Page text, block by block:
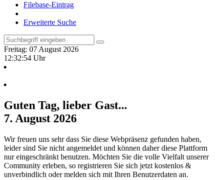
Filebase-Eintrag
Erweiterte Suche
Freitag: 07 August 2026
12:32:54 Uhr
Guten Tag, lieber Gast...
7. August 2026
Wir freuen uns sehr dass Sie diese Webpräsenz gefunden haben,
leider sind Sie nicht angemeldet und können daher diese Plattform
nur eingeschränkt benutzen. Möchten Sie die volle Vielfalt unserer
Community erleben, so registrieren Sie sich jetzt kostenlos &
unverbindlich oder melden sich mit Ihren Benutzerdaten an.